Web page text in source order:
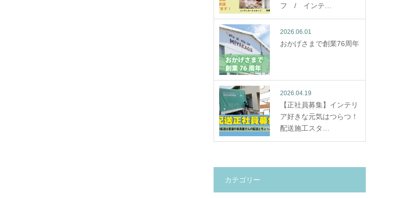
フ / インテ…
2026.06.01
おかげさまで創業76周年
2026.04.19
【正社員募集】インテリ
ア好きな元気はつらつ！
配送施工スタ…
カテゴリー